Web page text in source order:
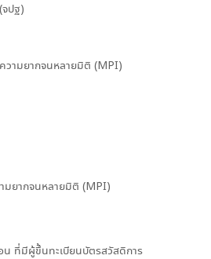
จปฐ)
วามยากจนหลายมิติ (MPI)
มยากจนหลายมิติ (MPI)
น ที่มีผู้ขึ้นทะเบียนบัตรสวัสดิการ